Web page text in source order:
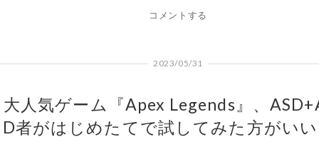
コメントする
2023/05/31
大人気ゲーム『Apex Legends』、
D者がはじめたてで試してみた方がい